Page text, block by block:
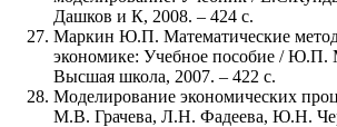
Дашков и К, 2008. – 424 с.
Маркин Ю.П. Математические
экономике: Учебное пособие /
Высшая школа, 2007. – 422 с.
Моделирование экономических
М.В. Грачева, Л.Н. Фадеева, Ю.Н.